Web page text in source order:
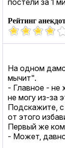
Рейтинг
На одном
мычит".
- Главное - не
не могу из-за
Подскажите, с
от этого
Первый же
- Может,